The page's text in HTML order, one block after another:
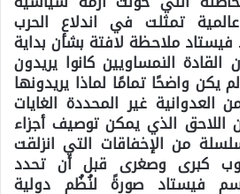
تمثلت في اندلاع الحرب
فيستاد ملاحظة لافتة بشأن بداية
النمساويين كانوا يريدون
يكن واضحًا تمامًا لماذا يريدونها
غير المحددة الغايات
اللاحق الذي يمكن توصيف أجزاء
من الإخفاقات التي انزلقت
كبرى وصغرى قبل أن تحدد
فيستاد صورةً لنُظُم دولية